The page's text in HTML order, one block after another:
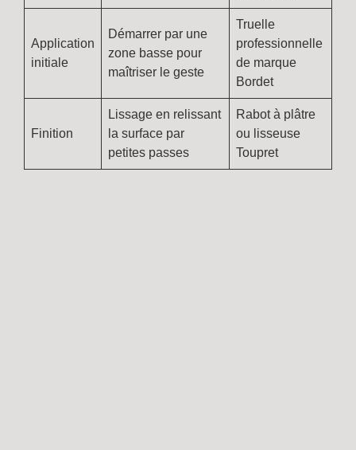
Application
initiale
Démarrer par une
zone basse pour
maîtriser le geste
Truelle
professionnelle
de marque
Bordet
Finition
Lissage en relissant
la surface par
petites passes
Rabot à plâtre
ou lisseuse
Toupret